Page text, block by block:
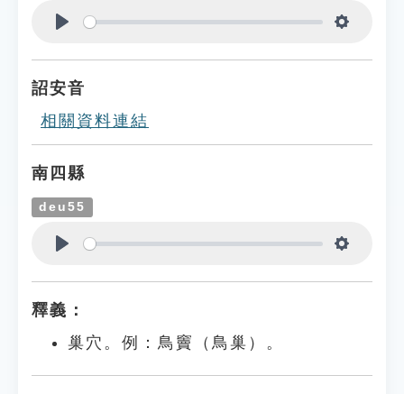
詔安音
相關資料連結
南四縣
deu55
釋義：
巢穴。例：鳥竇（鳥巢）。